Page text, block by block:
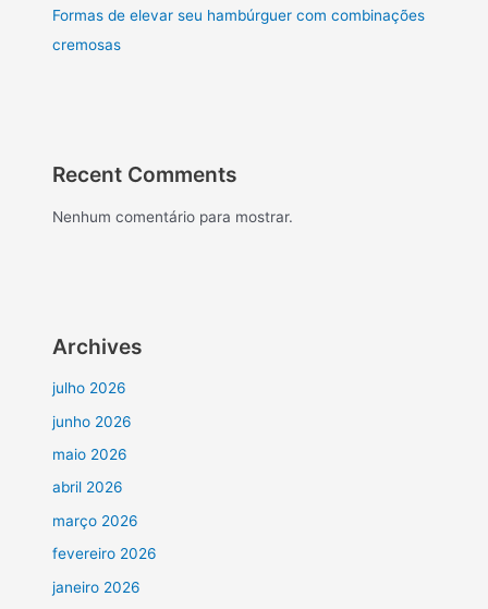
Formas de elevar seu hambúrguer com combinações
cremosas
Recent Comments
Nenhum comentário para mostrar.
Archives
julho 2026
junho 2026
maio 2026
abril 2026
março 2026
fevereiro 2026
janeiro 2026